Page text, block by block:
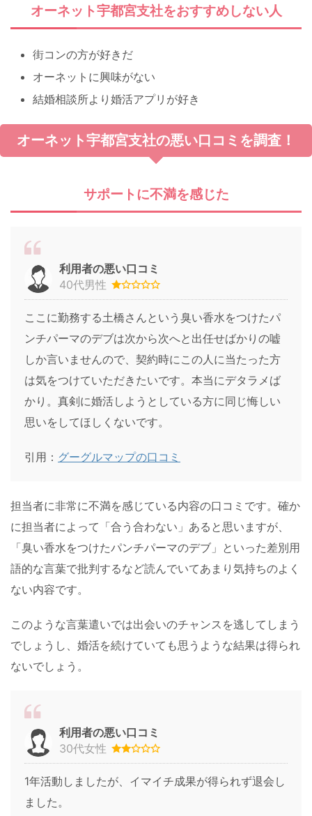
オーネット宇都宮支社をおすすめしない人
街コンの方が好きだ
オーネットに興味がない
結婚相談所より婚活アプリが好き
オーネット宇都宮支社の悪い口コミを調査！
サポートに不満を感じた
利用者の悪い口コミ
40代男性
ここに勤務する土橋さんという臭い香水をつけたパ
ンチパーマのデブは次から次へと出任せばかりの嘘
しか言いませんので、契約時にこの人に当たった方
は気をつけていただきたいです。本当にデタラメば
かり。真剣に婚活しようとしている方に同じ悔しい
思いをしてほしくないです。
引用： グーグルマップの口コミ
担当者に非常に不満を感じている内容の口コミです。確か
に担当者によって「合う合わない」あると思いますが、
「臭い香水をつけたパンチパーマのデブ」といった差別用
語的な言葉で批判するなど読んでいてあまり気持ちのよく
ない内容です。
このような言葉遣いでは出会いのチャンスを逃してしまう
でしょうし、婚活を続けていても思うような結果は得られ
ないでしょう。
利用者の悪い口コミ
30代女性
1年活動しましたが、イマイチ成果が得られず退会し
ました。